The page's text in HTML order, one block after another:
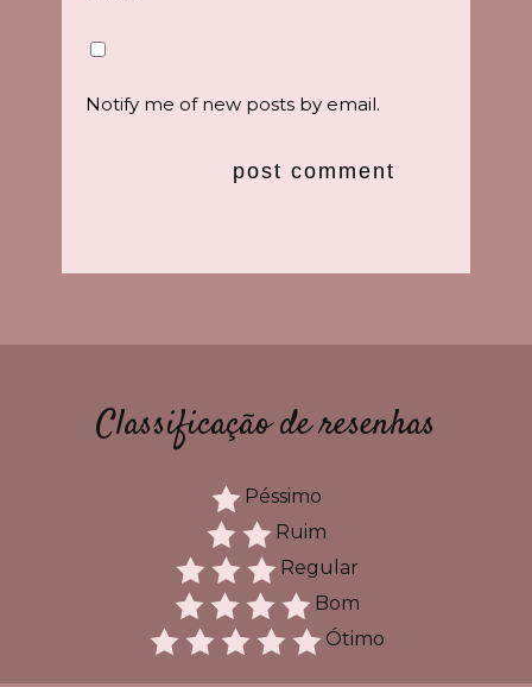
Notify me of new posts by email.
Classificação de resenhas
Péssimo
Ruim
Regular
Bom
Ótimo